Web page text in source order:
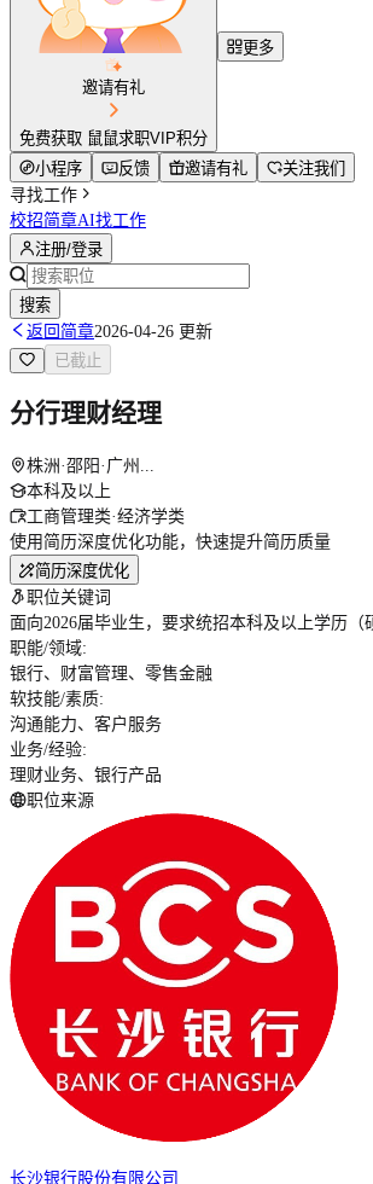
邀请有礼
免费获取 鼠鼠求职VIP积分
更多
小程序 反馈 邀请有礼
关注我们
寻找工作
校招简章AI找工作
注册/登录
搜索
返回简章2026-04-26 更新
已截止
分行理财经理
株洲·邵阳·广州...
本科及以上
工商管理类·经济学类
使用简历深度优化功能，快速提升简历质量
简历深度优化
职位关键词
面向2026届毕业生，要求统招本科及以上学历
职能/领域:
银行、财富管理、零售金融
软技能/素质:
沟通能力、客户服务
业务/经验:
理财业务、银行产品
职位来源
长沙银行股份有限公司